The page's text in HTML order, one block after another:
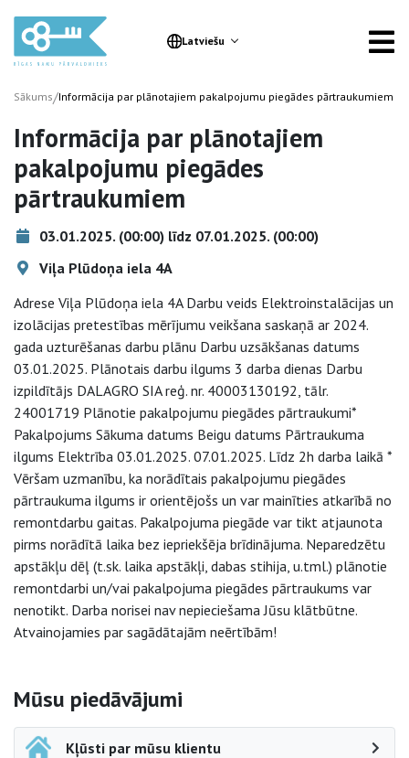
Latviešu
Sākums/Informācija par plānotajiem pakalpojumu piegādes pārtraukumiem
Informācija par plānotajiem
pakalpojumu piegādes
pārtraukumiem
03.01.2025. (00:00) līdz 07.01.2025. (00:00)
Viļa Plūdoņa iela 4A
Adrese Viļa Plūdoņa iela 4A Darbu veids Elektroinstalācijas un
izolācijas pretestības mērījumu veikšana saskaņā ar 2024.
gada uzturēšanas darbu plānu Darbu uzsākšanas datums
03.01.2025. Plānotais darbu ilgums 3 darba dienas Darbu
izpildītājs DALAGRO SIA reģ. nr. 40003130192, tālr.
24001719 Plānotie pakalpojumu piegādes pārtraukumi*
Pakalpojums Sākuma datums Beigu datums Pārtraukuma
ilgums Elektrība 03.01.2025. 07.01.2025. Līdz 2h darba laikā *
Vēršam uzmanību, ka norādītais pakalpojumu piegādes
pārtraukuma ilgums ir orientējošs un var mainīties atkarībā no
remontdarbu gaitas. Pakalpojuma piegāde var tikt atjaunota
pirms norādītā laika bez iepriekšēja brīdinājuma. Neparedzētu
apstākļu dēļ (t.sk. laika apstākļi, dabas stihija, u.tml.) plānotie
remontdarbi un/vai pakalpojuma piegādes pārtraukums var
nenotikt. Darba norisei nav nepieciešama Jūsu klātbūtne.
Atvainojamies par sagādātajām neērtībām!
Sāna navigācija
Mūsu piedāvājumi
Kļūsti par mūsu klientu